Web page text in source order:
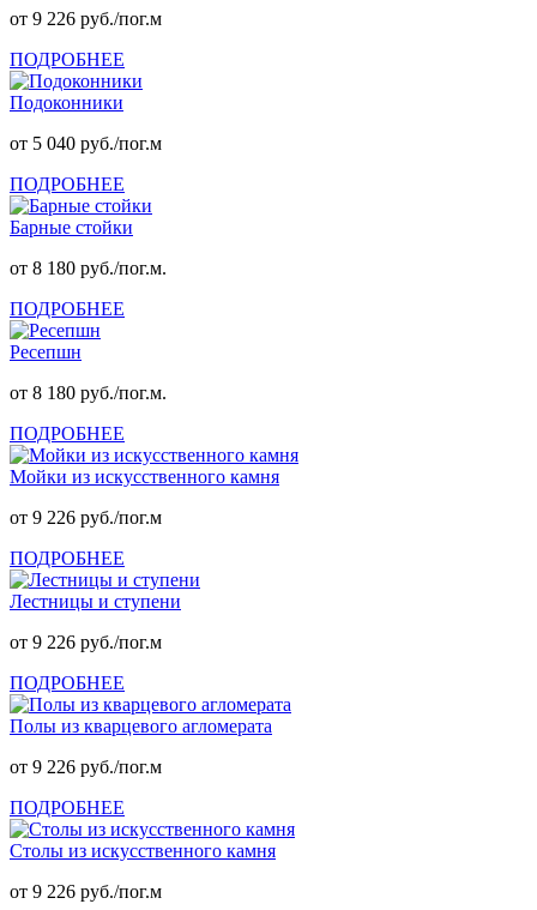
от 9 226 руб./пог.м
ПОДРОБНЕЕ
Подоконники
от 5 040 руб./пог.м
ПОДРОБНЕЕ
Барные стойки
от 8 180 руб./пог.м.
ПОДРОБНЕЕ
Ресепшн
от 8 180 руб./пог.м.
ПОДРОБНЕЕ
Мойки из искусственного камня
от 9 226 руб./пог.м
ПОДРОБНЕЕ
Лестницы и ступени
от 9 226 руб./пог.м
ПОДРОБНЕЕ
Полы из кварцевого агломерата
от 9 226 руб./пог.м
ПОДРОБНЕЕ
Столы из искусственного камня
от 9 226 руб./пог.м